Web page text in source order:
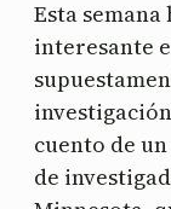
Esta
interesante
cuento de
de